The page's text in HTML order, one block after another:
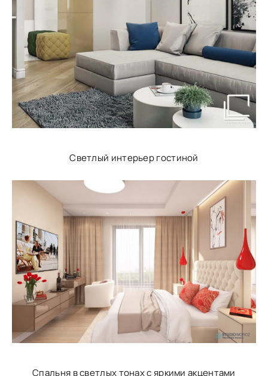
Светлый интерьер гостиной
Спальня в светлых тонах с яркими акцентами